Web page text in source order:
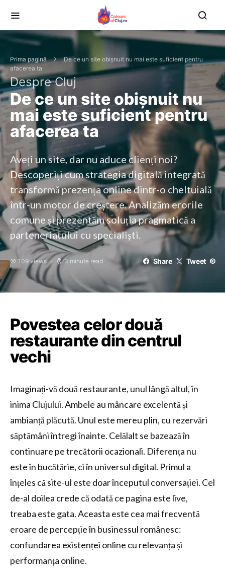
Prima pagină
De ce un site obișnuit nu mai este suficient pentru
afacerea ta
Despre Cluj
De ce un site obișnuit nu
mai este suficient pentru
afacerea ta
Aveți un site, dar nu aduce clienți noi?
Descoperiți cum strategia digitală integrată
transformă prezența online dintr-o cheltuială
într-un motor de creștere. Analizăm erorile
comune și prezentăm soluția pragmatică a
parteneriatului cu specialiști.
109 views 3 minute read Share Tweet
Povestea celor două
restaurante din centrul
vechi
Imaginați-vă două restaurante, unul lângă altul, în
inima Clujului. Ambele au mâncare excelentă și
ambianță plăcută. Unul este mereu plin, cu rezervări
săptămâni întregi înainte. Celălalt se bazează în
continuare pe trecătorii ocazionali. Diferența nu
este în bucătărie, ci în universul digital. Primul a
înțeles că site-ul este doar începutul conversației. Cel
de-al doilea crede că odată ce pagina este live,
treaba este gata. Aceasta este cea mai frecventă
eroare de percepție în businessul românesc:
confundarea existenței online cu relevanța și
performanța online.